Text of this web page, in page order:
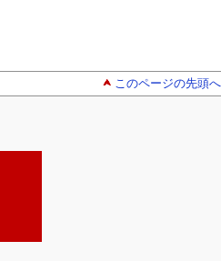
このページの先頭へ